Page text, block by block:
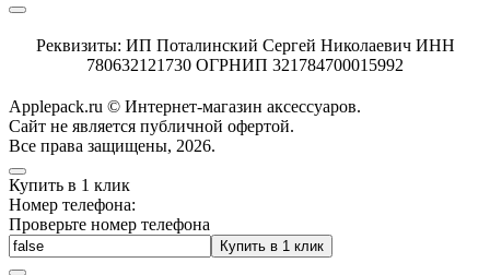
Реквизиты: ИП Поталинский Сергей Николаевич ИНН
780632121730 ОГРНИП 321784700015992
Applepack.ru © Интернет-магазин аксессуаров.
Cайт не является публичной офертой.
Все права защищены, 2026.
Купить в 1 клик
Номер телефона:
Проверьте номер телефона
Купить в 1 клик